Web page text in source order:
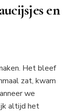
en
Het bleef
zat, kwam
we
altijd het